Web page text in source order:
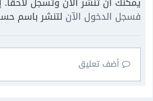
فسجل الدخول الآن لتنشر باسم
أضف تعليق